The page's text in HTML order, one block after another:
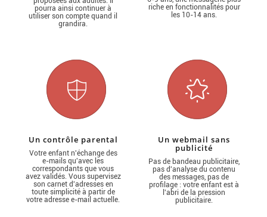
pourra ainsi continuer à
utiliser son compte quand il
grandira.
riche en fonctionnalités pour
les 10-14 ans.
Un contrôle parental
Votre enfant n'échange des
e-mails qu'avec les
correspondants que vous
avez validés. Vous supervisez
son carnet d'adresses en
toute simplicité à partir de
votre adresse e-mail actuelle.
Un webmail sans
publicité
Pas de bandeau publicitaire,
pas d'analyse du contenu
des messages, pas de
profilage : votre enfant est à
l'abri de la pression
publicitaire.